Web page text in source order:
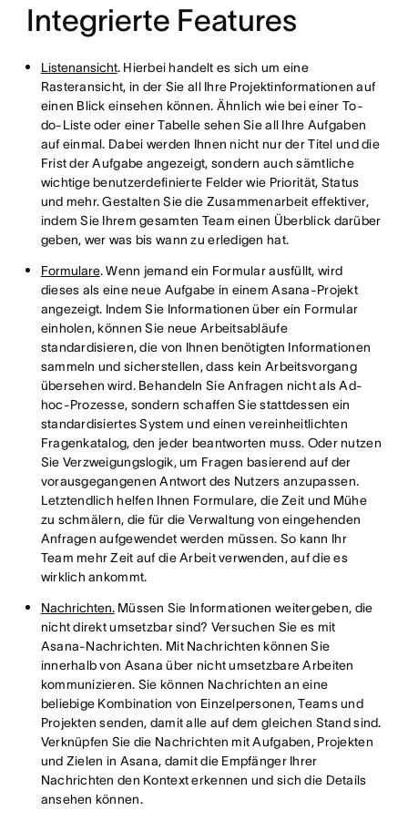
Integrierte Features
Listenansicht. Hierbei handelt es sich um eine
Rasteransicht, in der Sie all Ihre Projektinformationen auf
einen Blick einsehen können. Ähnlich wie bei einer To-
do-Liste oder einer Tabelle sehen Sie all Ihre Aufgaben
auf einmal. Dabei werden Ihnen nicht nur der Titel und die
Frist der Aufgabe angezeigt, sondern auch sämtliche
wichtige benutzerdefinierte Felder wie Priorität, Status
und mehr. Gestalten Sie die Zusammenarbeit effektiver,
indem Sie Ihrem gesamten Team einen Überblick darüber
geben, wer was bis wann zu erledigen hat.
Formulare. Wenn jemand ein Formular ausfüllt, wird
dieses als eine neue Aufgabe in einem Asana-Projekt
angezeigt. Indem Sie Informationen über ein Formular
einholen, können Sie neue Arbeitsabläufe
standardisieren, die von Ihnen benötigten Informationen
sammeln und sicherstellen, dass kein Arbeitsvorgang
übersehen wird. Behandeln Sie Anfragen nicht als Ad-
hoc-Prozesse, sondern schaffen Sie stattdessen ein
standardisiertes System und einen vereinheitlichten
Fragenkatalog, den jeder beantworten muss. Oder nutzen
Sie Verzweigungslogik, um Fragen basierend auf der
vorausgegangenen Antwort des Nutzers anzupassen.
Letztendlich helfen Ihnen Formulare, die Zeit und Mühe
zu schmälern, die für die Verwaltung von eingehenden
Anfragen aufgewendet werden müssen. So kann Ihr
Team mehr Zeit auf die Arbeit verwenden, auf die es
wirklich ankommt.
Nachrichten.Müssen Sie Informationen weitergeben, die
nicht direkt umsetzbar sind? Versuchen Sie es mit
Asana-Nachrichten. Mit Nachrichten können Sie
innerhalb von Asana über nicht umsetzbare Arbeiten
kommunizieren. Sie können Nachrichten an eine
beliebige Kombination von Einzelpersonen, Teams und
Projekten senden, damit alle auf dem gleichen Stand sind.
Verknüpfen Sie die Nachrichten mit Aufgaben, Projekten
und Zielen in Asana, damit die Empfänger Ihrer
Nachrichten den Kontext erkennen und sich die Details
ansehen können.